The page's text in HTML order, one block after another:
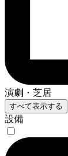
演劇・芝居
すべて表示する
設備